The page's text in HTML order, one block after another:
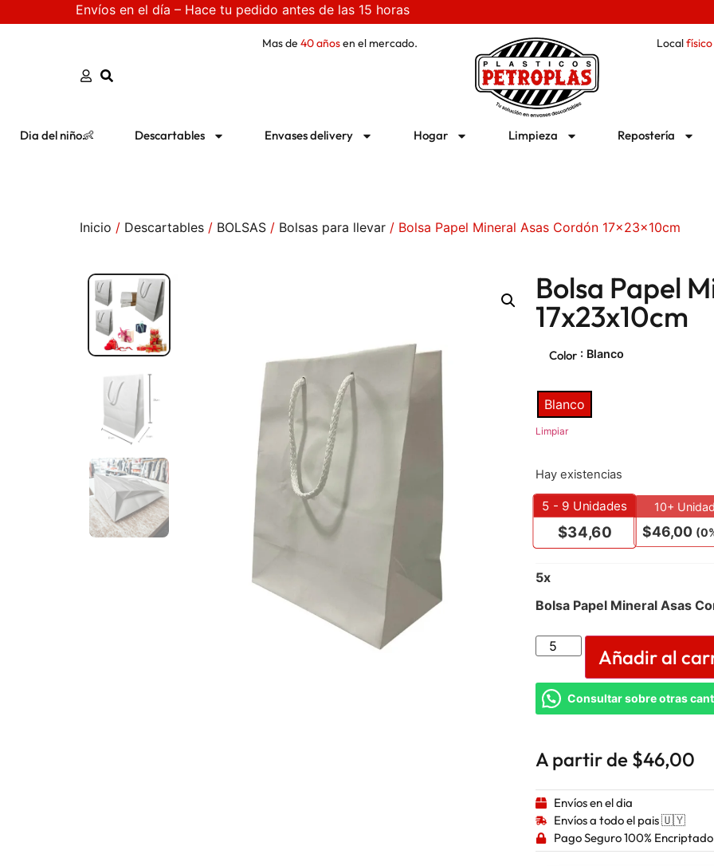
Envíos en el día – Hace tu pedido antes de las 15 horas
Mas de 40 añosen el mercado. Localfísico
Dia del niño👶 Descartables Envases delivery Hogar Limpieza Repostería
Inicio / Descartables / BOLSAS / Bolsas para llevar / Bolsa Papel Mineral Asas Cordón 17x23x10cm
Bolsa Papel
17x23x10cm
Color : Blanco
Blanco
Limpiar
Hay existencias
5 - 9 Unidades
$34,60
10+
$46,00
5x
Bolsa Papel Mineral Asas
Añadir al
Consultar sobre otras
A partir de $46,00
Envíos en el dia
Envíos a todo el pais 🇺🇾
Pago Seguro 100% Encriptado